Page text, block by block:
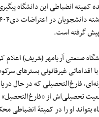
کمیته انضباطی این دانشگاه
گرفته است.
صنعتی آریامهر (شریف) اعلام
اقداماتی غیرقانونی بسترهای
فارغ‌التحصیلی که در حال
تحصیلی‌اش از
بتواند او را در کمیتهٔ انضباطی